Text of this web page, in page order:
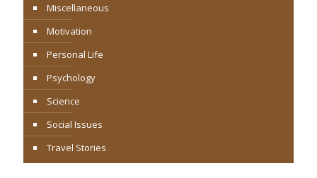
Miscellaneous
Motivation
Personal Life
Psychology
Science
Social Issues
Travel Stories